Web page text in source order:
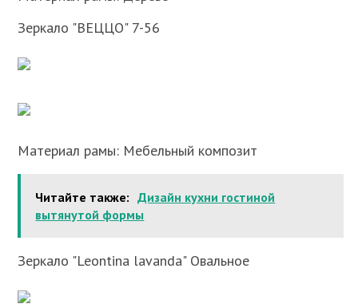
Зеркало "ВЕЦЦО" 7-56
Материал рамы: Мебельный композит
Читайте также: Дизайн кухни гостиной
вытянутой формы
Зеркало "Leontina lavanda" Овальное